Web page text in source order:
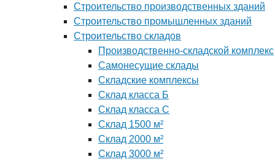
Строительство производственных зданий
Строительство промышленных зданий
Строительство складов
Производственно-складской комплекс
Самонесущие склады
Складские комплексы
Склад класса Б
Склад класса С
Склад 1500 м²
Склад 2000 м²
Склад 3000 м²